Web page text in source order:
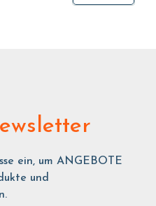
ein, um ANGEBOTE
und